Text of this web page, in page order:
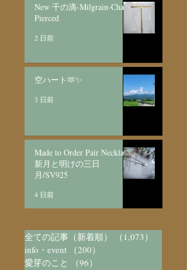
New 千の滴-Milgrain-Chain
Pierced
2 日前
空ハート🫶✨
3 日前
Made to Order Pair Necklace
新月と明けの三日
月/SV925
4 日前
全ての記事（新着順） （1,073）
info・event
（200）
愛芽のこと
（96）